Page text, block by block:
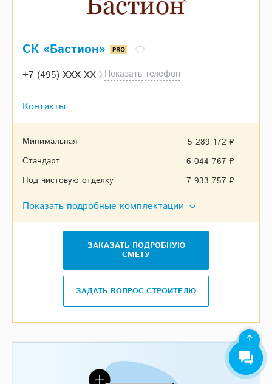
СК «Бастион»
+7 (495) XXX-XX-XXПоказать телефон
Контакты
Минимальная
5 289 172 ₽
Стандарт
6 044 767 ₽
Под чистовую отделку
7 933 757 ₽
Показать подробные комплектации
ЗАКАЗАТЬ ПОДРОБНУЮ
СМЕТУ
ЗАДАТЬ ВОПРОС СТРОИТЕЛЮ